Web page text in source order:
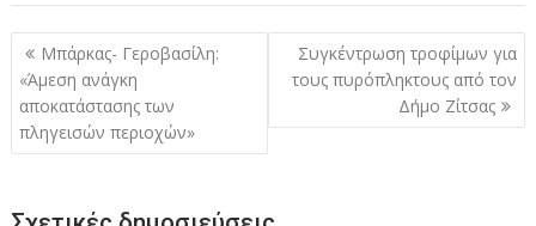
Πλοήγηση
άρθρων
Μπάρκας- Γεροβασίλη:
«Άμεση ανάγκη
αποκατάστασης των
πληγεισών περιοχών»
Συγκέντρωση τροφίμων για
τους πυρόπληκτους από τον
Δήμο Ζίτσας